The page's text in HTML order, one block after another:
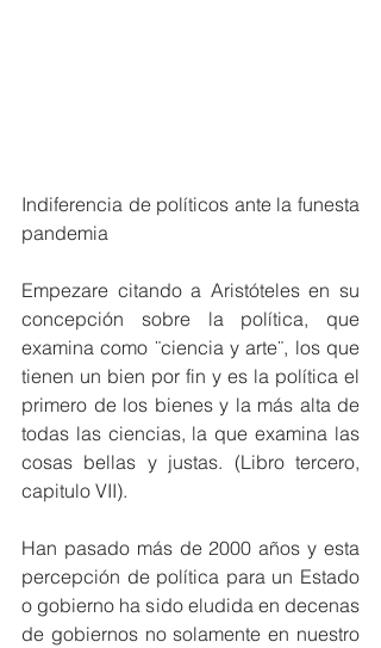
Indiferencia de políticos ante la funesta
pandemia
Empezare citando a Aristóteles en su
concepción sobre la política, que
examina como ¨ciencia y arte¨, los que
tienen un bien por fin y es la política el
primero de los bienes y la más alta de
todas las ciencias, la que examina las
cosas bellas y justas. (Libro tercero,
capitulo VII).
Han pasado más de 2000 años y esta
percepción de política para un Estado
o gobierno ha sido eludida en decenas
de gobiernos no solamente en nuestro